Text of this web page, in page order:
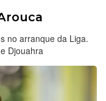
no arranque da Liga.
Djouahra